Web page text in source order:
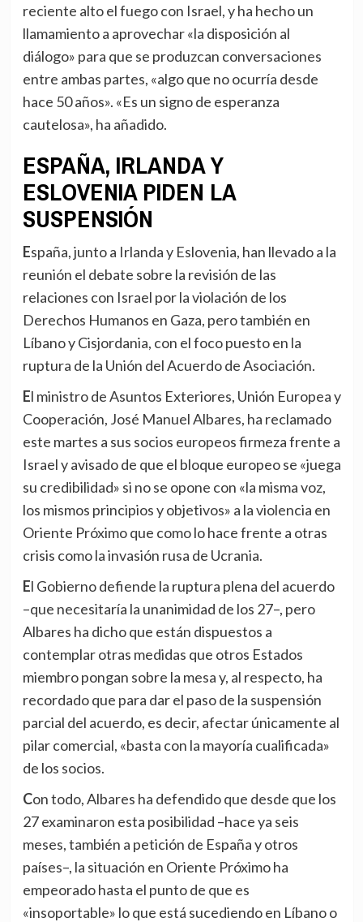
reciente alto el fuego con Israel, y ha hecho un
llamamiento a aprovechar «la disposición al
diálogo» para que se produzcan conversaciones
entre ambas partes, «algo que no ocurría desde
hace 50 años». «Es un signo de esperanza
cautelosa», ha añadido.
ESPAÑA, IRLANDA Y
ESLOVENIA PIDEN LA
SUSPENSIÓN
España, junto a Irlanda y Eslovenia, han llevado a la
reunión el debate sobre la revisión de las
relaciones con Israel por la violación de los
Derechos Humanos en Gaza, pero también en
Líbano y Cisjordania, con el foco puesto en la
ruptura de la Unión del Acuerdo de Asociación.
El ministro de Asuntos Exteriores, Unión Europea y
Cooperación, José Manuel Albares, ha reclamado
este martes a sus socios europeos firmeza frente a
Israel y avisado de que el bloque europeo se «juega
su credibilidad» si no se opone con «la misma voz,
los mismos principios y objetivos» a la violencia en
Oriente Próximo que como lo hace frente a otras
crisis como la invasión rusa de Ucrania.
El Gobierno defiende la ruptura plena del acuerdo
–que necesitaría la unanimidad de los 27–, pero
Albares ha dicho que están dispuestos a
contemplar otras medidas que otros Estados
miembro pongan sobre la mesa y, al respecto, ha
recordado que para dar el paso de la suspensión
parcial del acuerdo, es decir, afectar únicamente al
pilar comercial, «basta con la mayoría cualificada»
de los socios.
Con todo, Albares ha defendido que desde que los
27 examinaron esta posibilidad –hace ya seis
meses, también a petición de España y otros
países–, la situación en Oriente Próximo ha
empeorado hasta el punto de que es
«insoportable» lo que está sucediendo en Líbano o